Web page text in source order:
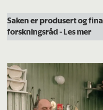
Saken er produsert og
forskningsråd- Les mer